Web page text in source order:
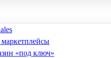
«под ключ»